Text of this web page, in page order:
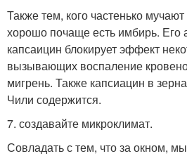
Также тем, кого частенько
хорошо почаще есть имбирь. Его
капсаицин блокирует эффект
вызывающих воспаление
мигрень. Также капсиацин в
Чили содержится.
7. создавайте микроклимат.
Совладать с тем, что за окном,